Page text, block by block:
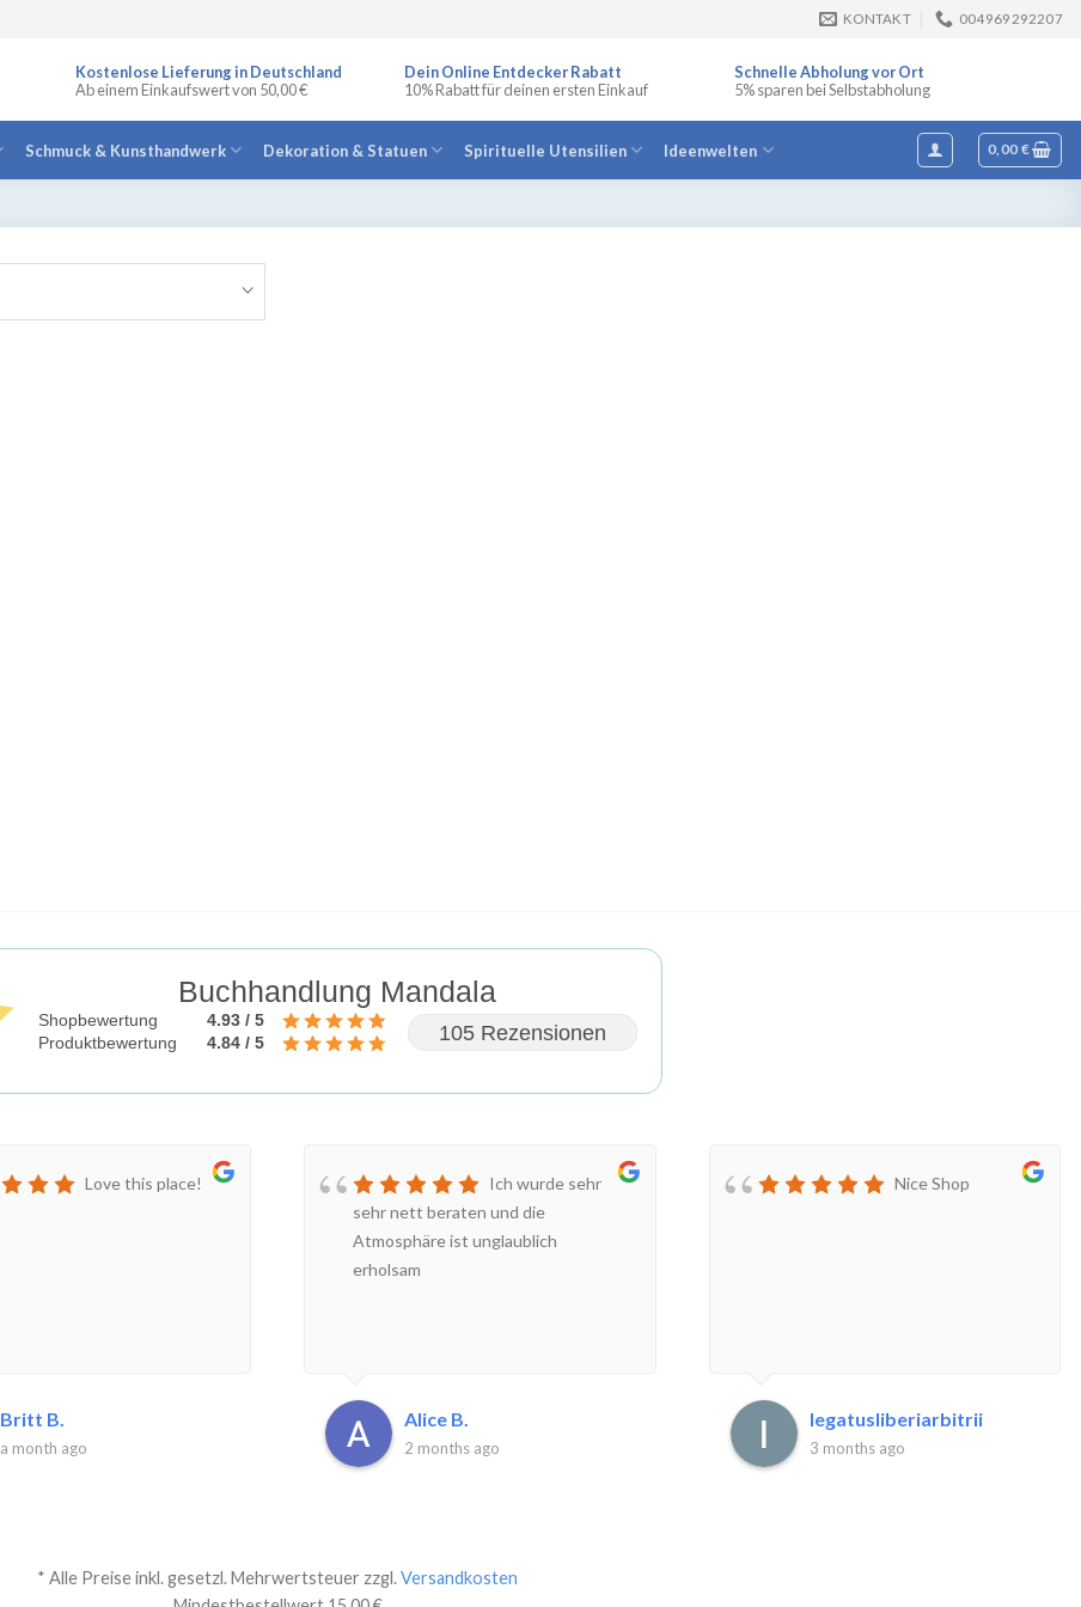
KONTAKT 004969292207
Kostenlose Lieferung in Deutschland
Ab einem Einkaufswert von 50,00 €
Dein Online Entdecker Rabatt
10% Rabatt für deinen ersten Einkauf
Schnelle Abholung vor Ort
5% sparen bei Selbstabholung
Schmuck & Kunsthandwerk Dekoration & Statuen Spirituelle Utensilien Ideenwelten 0,00 €
Buchhandlung Mandala
Shopbewertung
4.93 / 5
Produktbewertung
4.84 / 5 105 Rezensionen
Love this place!
Britt B.
a month ago
Ich wurde sehr
sehr nett beraten und die
Atmosphäre ist unglaublich
erholsam
Alice B.
2 months ago
Nice Shop
legatusliberiarbitrii
3 months ago
* Alle Preise inkl. gesetzl. Mehrwertsteuer zzgl.Versandkosten